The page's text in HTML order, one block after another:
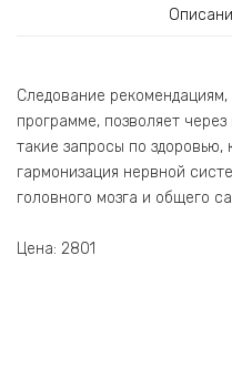
Следование
программе, позволяет
такие запросы по
гармонизация нервной
головного мозга и общего
Цена: 2801